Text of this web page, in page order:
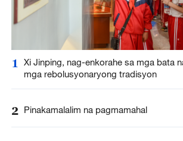
1
Xi Jinping, nag-enkorahe sa mga bata
mga rebolusyonaryong tradisyon
2 Pinakamalalim na pagmamahal